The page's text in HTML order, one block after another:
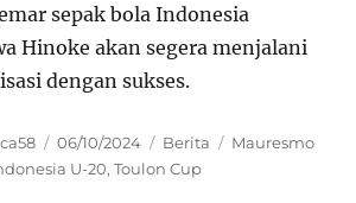
sepak bola Indonesia
Hinoke akan segera menjalani
dengan sukses.
Posted
on
06/10/2024 Categories
Berita Tags
Mauresmo
U-20,Toulon Cup